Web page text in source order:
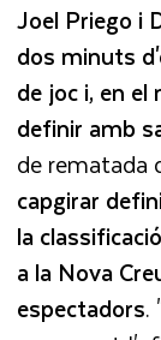
Joel Priego i
dos minuts
de joc i, en
definir amb
de rematada
capgirar
la
a la Nova
espectadors.